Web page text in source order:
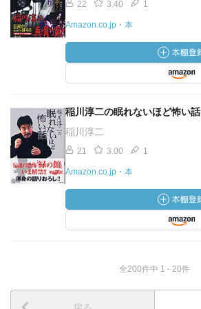
22 3.40 1
Amazon.co.jp・本
稲川淳二の眠れないほど怖い話
稲川淳二
21 3.00 1
Amazon.co.jp・本
全200件中 1 - 20件